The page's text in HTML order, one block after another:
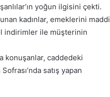
yoğun ilgisini çekti.
kadınlar, emeklerini maddi
indirimler ile müşterinin
konuşanlar, caddedeki
satış yapan